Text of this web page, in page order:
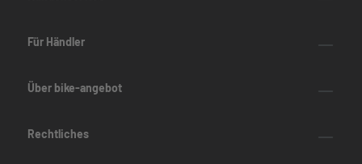
Für Händler
Über bike-angebot
Rechtliches